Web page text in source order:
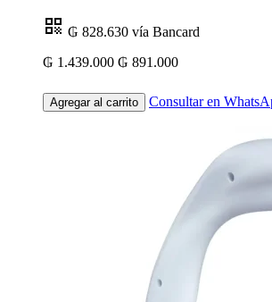
₲ 828.630 vía Bancard
₲ 1.439.000 ₲ 891.000
Agregar al carrito Consultar en